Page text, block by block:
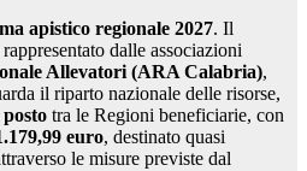
apistico regionale 2027. Il
dalle associazioni
Allevatori (ARA Calabria),
il riparto nazionale delle risorse,
tra le Regioni beneficiarie, con
euro, destinato quasi
le misure previste dal